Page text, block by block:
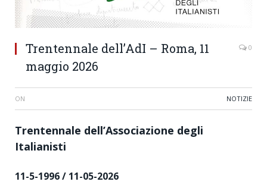
Trentennale dell’AdI – Roma, 11
maggio 2026
0
ON NOTIZIE
Trentennale dell’Associazione degli
Italianisti
11-5-1996 / 11-05-2026